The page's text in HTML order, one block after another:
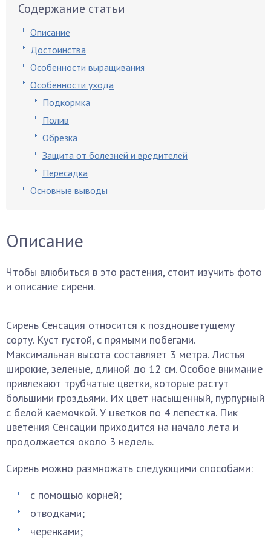
Содержание статьи
Описание
Достоинства
Особенности выращивания
Особенности ухода
Подкормка
Полив
Обрезка
Защита от болезней и вредителей
Пересадка
Основные выводы
Описание
Чтобы влюбиться в это растения, стоит изучить фото
и описание сирени.
Сирень Сенсация относится к поздноцветущему
сорту. Куст густой, с прямыми побегами.
Максимальная высота составляет 3 метра. Листья
широкие, зеленые, длиной до 12 см. Особое внимание
привлекают трубчатые цветки, которые растут
большими гроздьями. Их цвет насыщенный, пурпурный
с белой каемочкой. У цветков по 4 лепестка. Пик
цветения Сенсации приходится на начало лета и
продолжается около 3 недель.
Сирень можно размножать следующими способами:
с помощью корней;
отводками;
черенками;